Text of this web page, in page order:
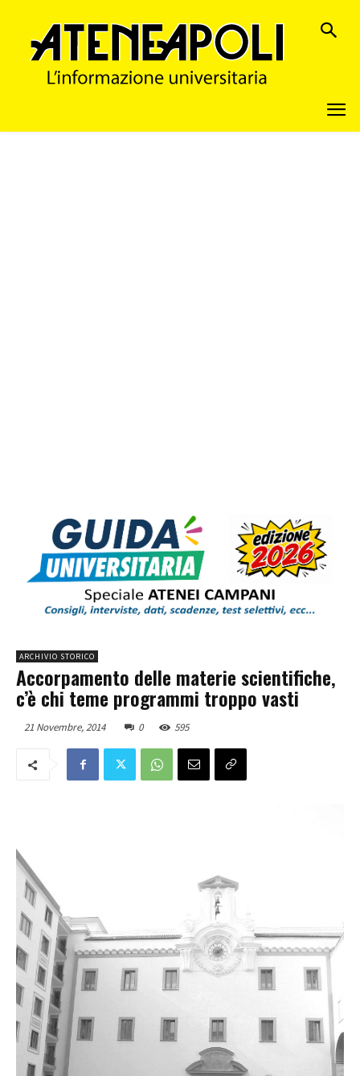
ARCHIVIO STORICO
Accorpamento delle materie scientifiche,
c’è chi teme programmi troppo vasti
21 Novembre, 2014 0 595